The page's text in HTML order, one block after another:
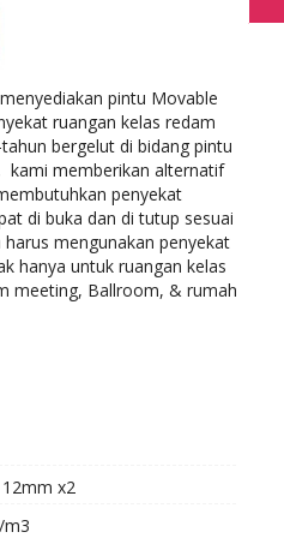
pintu Movable
ruangan kelas redam
bergelut di bidang pintu
kami memberikan alternatif
penyekat
di buka dan di tutup sesuai
mengunakan penyekat
hanya untuk ruangan kelas
meeting, Ballroom, & rumah
x2
m3